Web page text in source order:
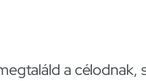
a célodnak,